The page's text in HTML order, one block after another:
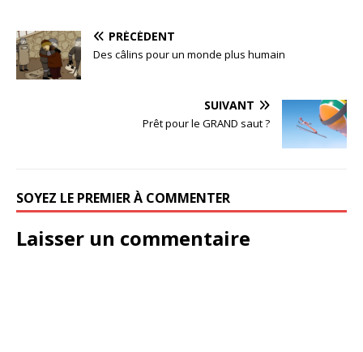
PRÉCÉDENT
Des câlins pour un monde plus humain
SUIVANT
Prêt pour le GRAND saut ?
SOYEZ LE PREMIER À COMMENTER
Laisser un commentaire